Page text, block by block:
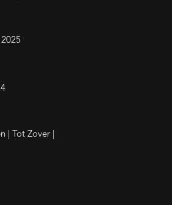
| Tot Zover |